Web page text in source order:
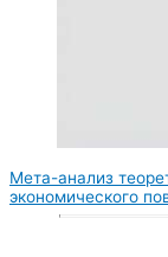
Мета-анализ
экономического